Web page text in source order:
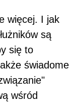
więcej. I jak
są
się to
świadome
wśród